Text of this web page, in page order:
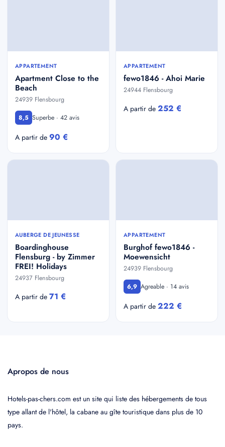
APPARTEMENT
Apartment Close to the
Beach
24939 Flensbourg
8,5 Superbe · 42 avis
A partir de 90 €
APPARTEMENT
fewo1846 - Ahoi Marie
24944 Flensbourg
A partir de 252 €
AUBERGE DE JEUNESSE
Boardinghouse
Flensburg - by Zimmer
FREI! Holidays
24937 Flensbourg
A partir de 71 €
APPARTEMENT
Burghof fewo1846 -
Moewensicht
24939 Flensbourg
6,9 Agreable · 14 avis
A partir de 222 €
Apropos de nous
Hotels-pas-chers.com est un site qui liste des hébergements de tous
type allant de l'hôtel, la cabane au gîte touristique dans plus de 10
pays.